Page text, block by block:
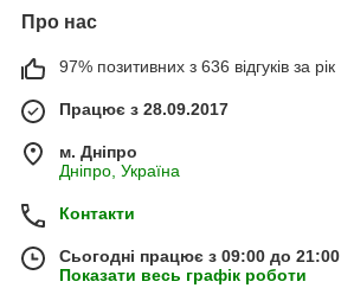
Про нас
97% позитивних з 636 відгуків за рік
Працює з 28.09.2017
м. Дніпро
Дніпро, Україна
Контакти
Сьогодні працює з 09:00 до 21:00
Показати весь графік роботи